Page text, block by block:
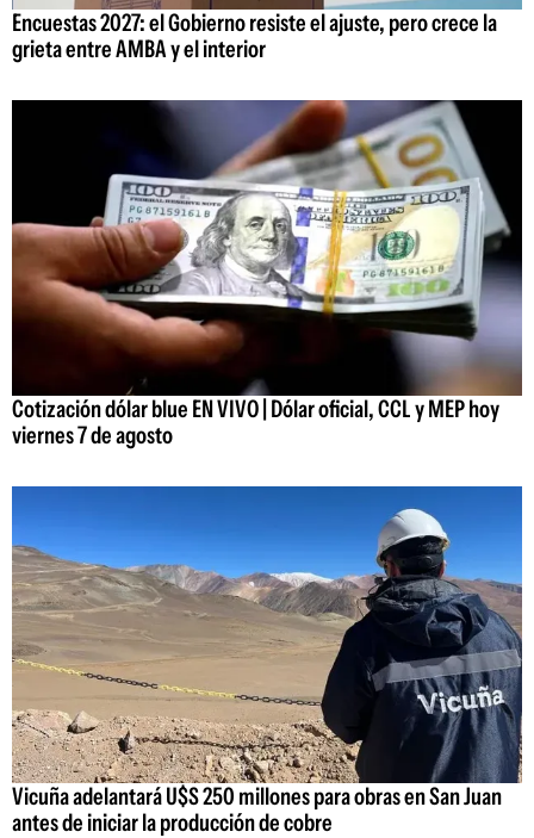
Encuestas 2027: el Gobierno resiste el ajuste, pero crece la
grieta entre AMBA y el interior
Cotización dólar blue EN VIVO | Dólar oficial, CCL y MEP hoy
viernes 7 de agosto
Vicuña adelantará U$S 250 millones para obras en San Juan
antes de iniciar la producción de cobre